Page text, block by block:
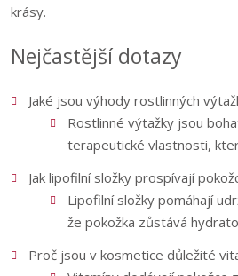
krásy.
Nejčastější dotazy
Jaké jsou výhody rostlinných
Rostlinné výtažky jsou
terapeutické vlastnosti,
Jak lipofilní složky prospívají
Lipofilní složky pomáhají
že pokožka zůstává
Proč jsou v kosmetice důležité